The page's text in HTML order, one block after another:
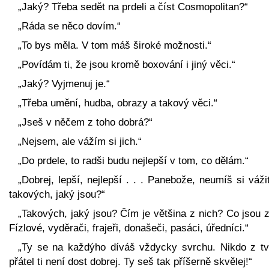
„Jaký? Třeba sedět na prdeli a číst Cosmopolitan?“
„Ráda se něco dovím.“
„To bys měla. V tom máš široké možnosti.“
„Povídám ti, že jsou kromě boxování i jiný věci.“
„Jaký? Vyjmenuj je.“
„Třeba umění, hudba, obrazy a takový věci.“
„Jseš v něčem z toho dobrá?“
„Nejsem, ale vážím si jich.“
„Do prdele, to radši budu nejlepší v tom, co dělám.“
„Dobrej, lepší, nejlepší . . . Panebože, neumíš si
takových, jaký jsou?“
„Takových, jaký jsou? Čím je většina z nich? Co jsou
Fízlové, vyděrači, frajeři, donašeči, pasáci, úředníci.“
„Ty se na každýho díváš vždycky svrchu. Nikdo z
přátel ti není dost dobrej. Ty seš tak příšerně skvělej!“